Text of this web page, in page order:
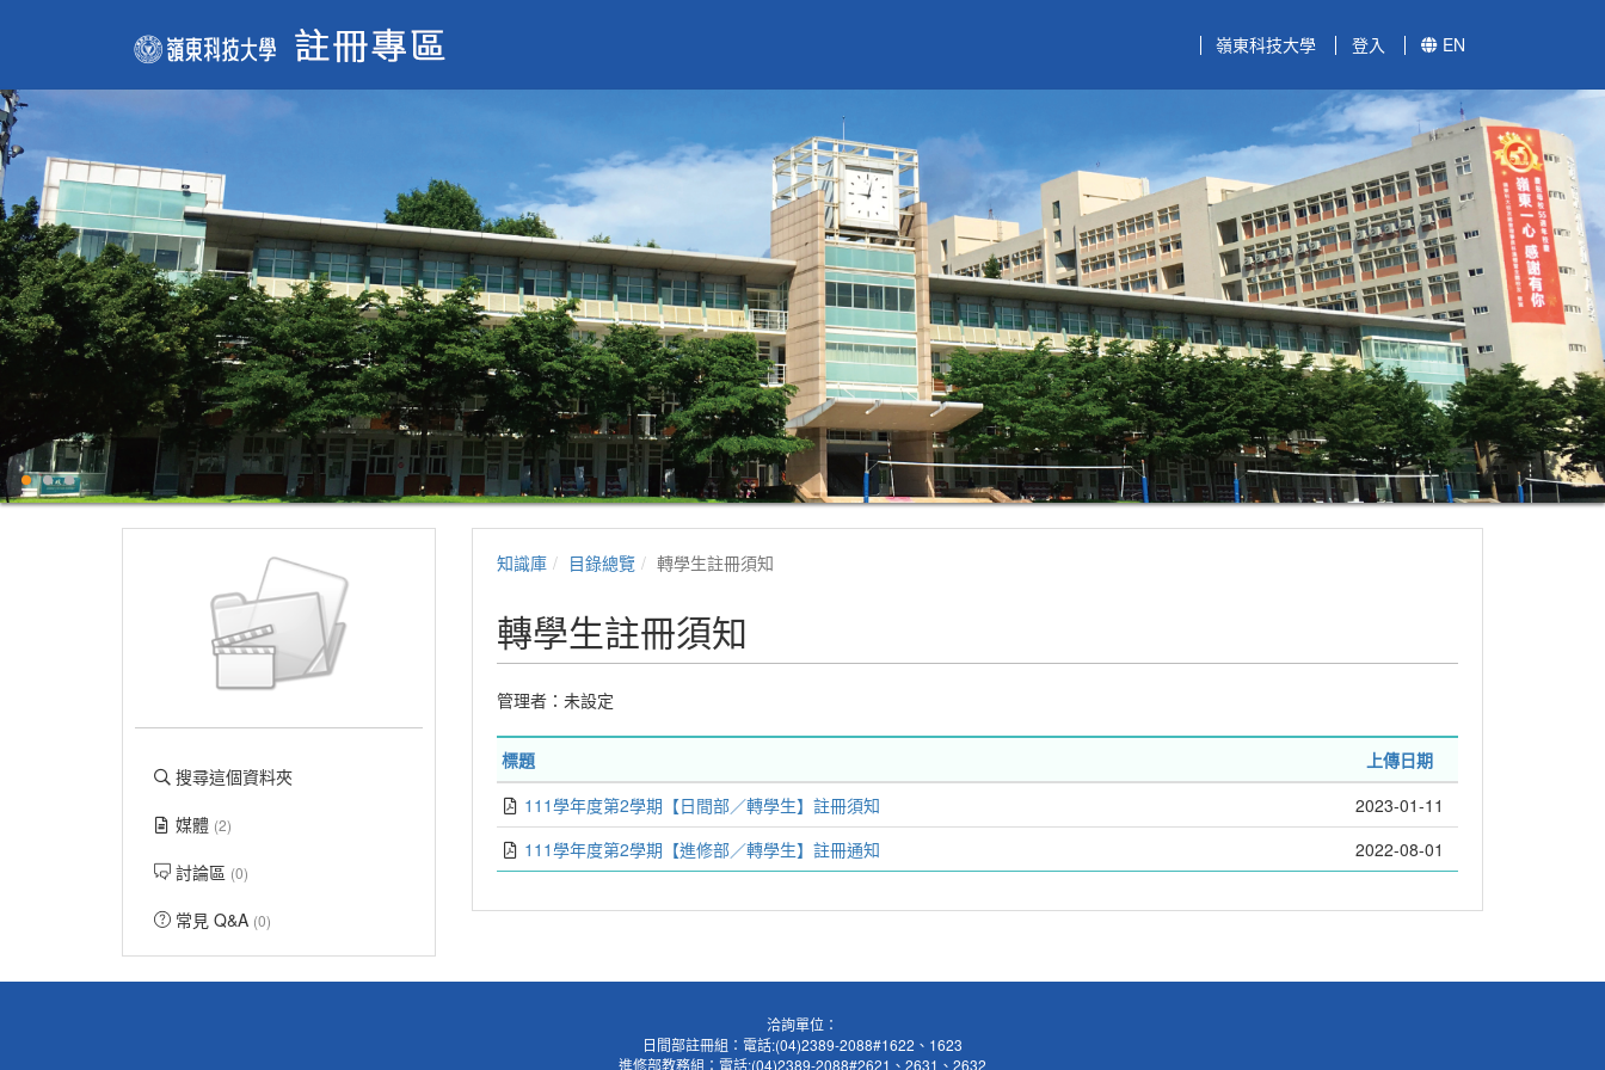
嶺東科技大學 登入 EN
搜尋這個資料夾
媒體 (2)
討論區 (0)
常見 Q&A (0)
知識庫 目錄總覽 轉學生註冊須知
轉學生註冊須知
管理者：未設定
標題
上傳日期
111學年度第2學期【日間部／轉學生】註冊須知
2023-01-11
111學年度第2學期【進修部／轉學生】註冊通知
2022-08-01
洽詢單位：
日間部註冊組：電話:(04)2389-2088#1622、1623
進修部教務組：電話:(04)2389-2088#2621、2631、2632